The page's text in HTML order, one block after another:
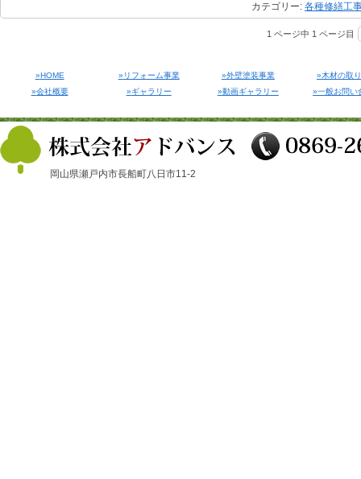
カテゴリー: 各種修繕工
1 ページ中 1 ページ目
HOME リフォーム事業 外壁塗装事業
木材の取
会社概要
ギャラリー 動画ギャラリー 一般お問い
岡山県瀬戸内市長船町八日市11-2